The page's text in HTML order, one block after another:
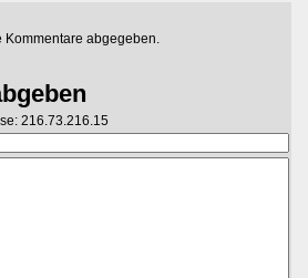
Kommentare abgegeben.
216.73.216.15